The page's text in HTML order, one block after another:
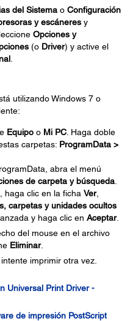
del Sistema o Configuración
y escáneres y
Opciones y
(o Driver) y active el
utilizando Windows 7 o
Equipo o Mi PC . Haga doble
carpetas: ProgramData >
abra el menú
de carpeta y búsqueda
haga clic en la ficha Ver,
carpetas y unidades ocultos
y haga clic en Aceptar.
del mouse en el archivo
Eliminar.
imprimir otra vez.
Universal Print Driver -
de impresión PostScript